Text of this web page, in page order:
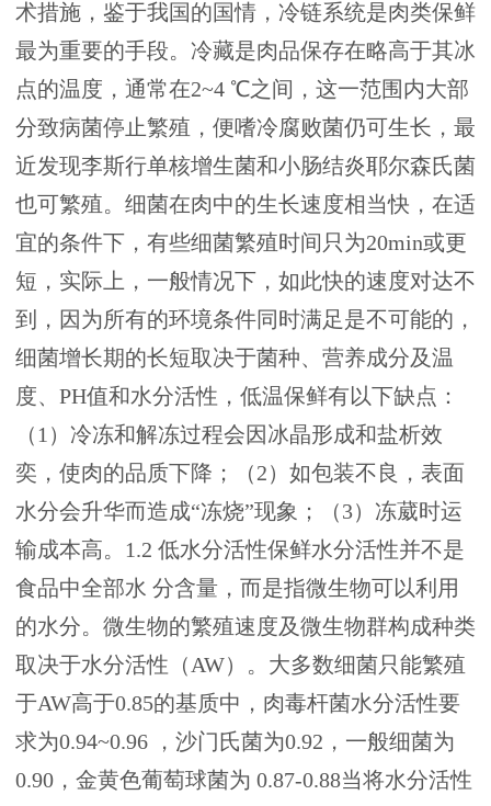
术措施，鉴于我国的国情，冷链系统是肉类保鲜
最为重要的手段。冷藏是肉品保存在略高于其冰
点的温度，通常在2~4 ℃之间，这一范围内大部
分致病菌停止繁殖，便嗜冷腐败菌仍可生长，最
近发现李斯行单核增生菌和小肠结炎耶尔森氏菌
也可繁殖。细菌在肉中的生长速度相当快，在适
宜的条件下，有些细菌繁殖时间只为20min或更
短，实际上，一般情况下，如此快的速度对达不
到，因为所有的环境条件同时满足是不可能的，
细菌增长期的长短取决于菌种、营养成分及温
度、PH值和水分活性，低温保鲜有以下缺点：
（1）冷冻和解冻过程会因冰晶形成和盐析效
奕，使肉的品质下降；（2）如包装不良，表面
水分会升华而造成“冻烧”现象；（3）冻葳时运
输成本高。1.2 低水分活性保鲜水分活性并不是
食品中全部水 分含量，而是指微生物可以利用
的水分。微生物的繁殖速度及微生物群构成种类
取决于水分活性（AW）。大多数细菌只能繁殖
于AW高于0.85的基质中，肉毒杆菌水分活性要
求为0.94~0.96 ，沙门氏菌为0.92，一般细菌为
0.90，金黄色葡萄球菌为 0.87-0.88当将水分活性